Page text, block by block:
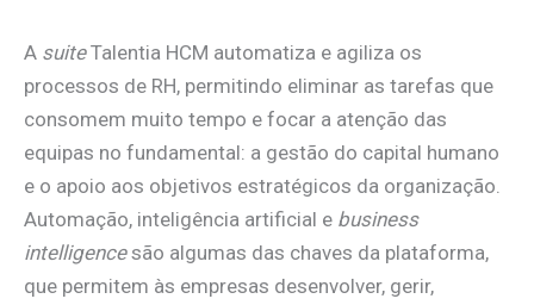
A suiteTalentia HCM automatiza e agiliza os
processos de RH, permitindo eliminar as tarefas que
consomem muito tempo e focar a atenção das
equipas no fundamental: a gestão do capital humano
e o apoio aos objetivos estratégicos da organização.
Automação, inteligência artificial e business
intelligencesão algumas das chaves da plataforma,
que permitem às empresas desenvolver, gerir,